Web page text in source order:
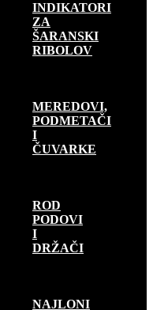
INDIKATORI
ZA
ŠARANSKI
RIBOLOV
MEREDOVI,
PODMETAČI
I
ČUVARKE
ROD
PODOVI
I
DRŽAČI
NAJLONI